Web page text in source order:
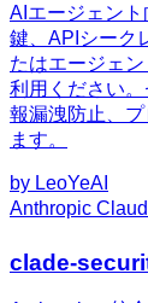
AIエージェン
鍵、APIシーク
たはエージェ
利用ください
報漏洩防止、
ます。
by LeoYeAI
Anthropic
clade-